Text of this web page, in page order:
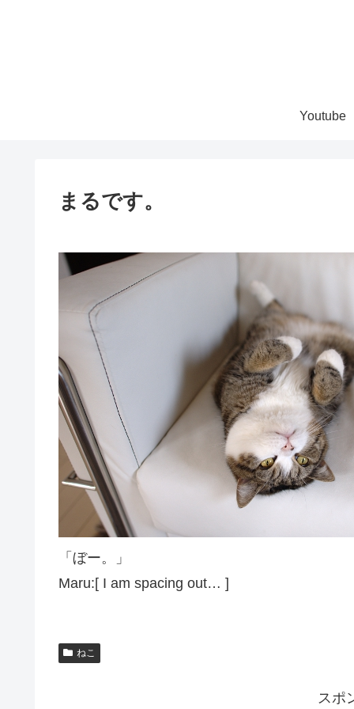
Youtube
まるです。
「ぼー。」
Maru:[ I am spacing out… ]
ねこ
スポ